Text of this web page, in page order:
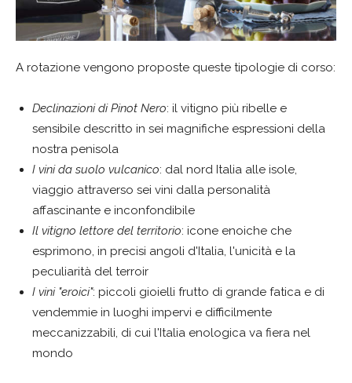
A rotazione vengono proposte queste tipologie di corso:
Declinazioni di Pinot Nero: il vitigno più ribelle e
sensibile descritto in sei magnifiche espressioni della
nostra penisola
I vini da suolo vulcanico: dal nord Italia alle isole,
viaggio attraverso sei vini dalla personalità
affascinante e inconfondibile
Il vitigno lettore del territorio: icone enoiche che
esprimono, in precisi angoli d'Italia, l'unicità e la
peculiarità del terroir
I vini "eroici": piccoli gioielli frutto di grande fatica e di
vendemmie in luoghi impervi e difficilmente
meccanizzabili, di cui l'Italia enologica va fiera nel
mondo